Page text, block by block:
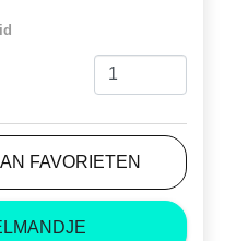
FAVORIETEN